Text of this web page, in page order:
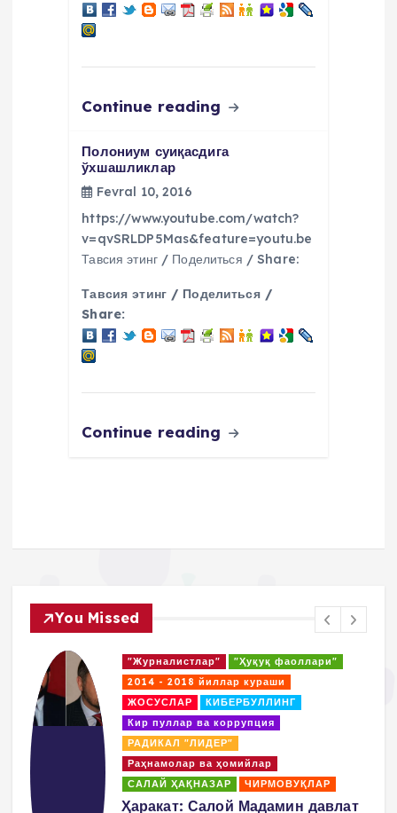
Continue reading
Полониум суиқасдига
ўхшашликлар
Fevral 10, 2016
https://www.youtube.com/watch?
v=qvSRLDP5Mas&feature=youtu.be
Тавсия этинг / Поделиться / Share:
Тавсия этинг / Поделиться /
Share:
Continue reading
You Missed
"Журналистлар"
"Ҳуқуқ фаоллари"
2014 - 2018 йиллар кураши
ЖОСУСЛАР
КИБЕРБУЛЛИНГ
Кир пуллар ва коррупция
РАДИКАЛ "ЛИДЕР"
Раҳнамолар ва ҳомийлар
САЛАЙ ҲАҚНАЗАР
ЧИРМОВУҚЛАР
Ҳаракат: Салой Мадамин давлат